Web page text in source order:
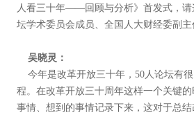
人看三十年——回顾与分析》首发式，请
坛学术委员会成员、全国人大财经委副主
吴晓灵：
今年是改革开放三十年，50人论坛有
程。在改革开放三十周年这样一个关键
事情、想到的事情记录下来，这对于总